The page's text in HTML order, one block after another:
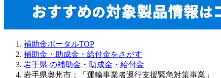
補助金ポータルTOP
補助金・助成金・給付金をさがす
岩手県 の補助金・助成金・給付金
岩手県奥州市：「運輸事業者運行支援緊急対策事業」